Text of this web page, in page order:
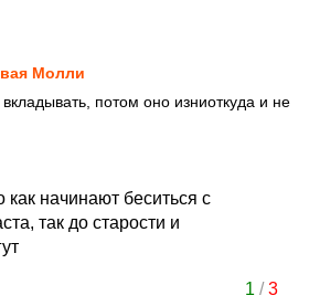
Молли
потом оно изниоткуда и не
как начинают беситься с
так до старости и
1 /3